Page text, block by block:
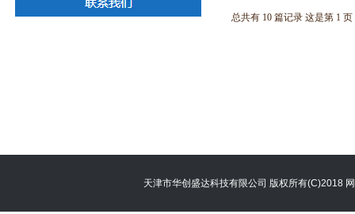
总共有 10 篇记录 这是第 1 页
天津市华创盛达科技有限公司 版权所有(C)2018